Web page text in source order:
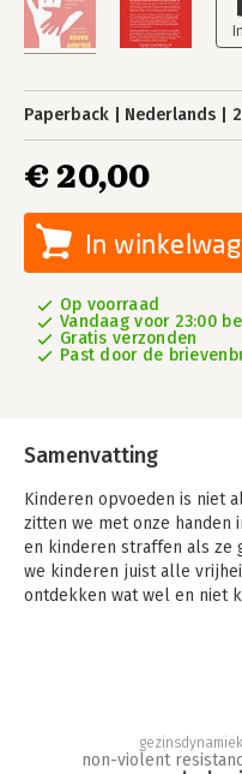
Paperback Nederlands
€ 20,00
In
Op voorraad
Vandaag voor 23:00
Gratis verzonden
Past door de
Samenvatting
Kinderen opvoeden is niet
zitten we met onze handen
en kinderen straffen als ze
we kinderen juist alle
ontdekken wat wel en niet
verbinding. Als we willen
ontwikkelen, dan hebben
non-violent
gezinsdynamiek